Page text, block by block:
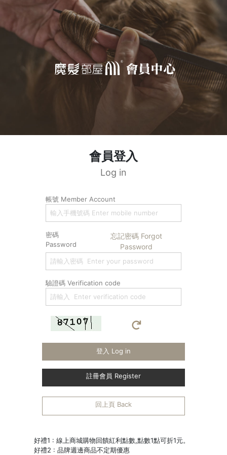
會員登入
Log in
帳號 Member Account
密碼
Password
忘記密碼 Forgot
Password
驗證碼 Verification code
登入 Log in
註冊會員 Register
回上頁 Back
好禮1 : 線上商城購物回饋紅利點數,點數1點可折1元。
好禮2 : 品牌週邊商品不定期優惠